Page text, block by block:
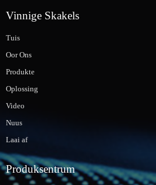
Vinnige Skakels
Tuis
Oor Ons
Produkte
Oplossing
Video
Nuus
Laai af
Produksentrum